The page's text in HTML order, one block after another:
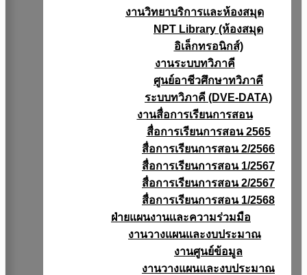
งานวิทยาบริการเเละห้องสมุด
NPT Library (ห้องสมุด
อิเล็กทรอนิกส์)
งานระบบทวิภาคี
ศูนย์อาชีวศึกษาทวิภาคี
ระบบทวิภาคี (DVE-DATA)
งานสื่อการเรียนการสอน
สื่อการเรียนการสอน 2565
สื่อการเรียนการสอน 2/2566
สื่อการเรียนการสอน 1/2567
สื่อการเรียนการสอน 2/2567
สื่อการเรียนการสอน 1/2568
ฝ่ายแผนงานเเละความร่วมมือ
งานวางแผนเเละงบประมาณ
งานศูนย์ข้อมูล
งานวางแผนและงบประมาณ